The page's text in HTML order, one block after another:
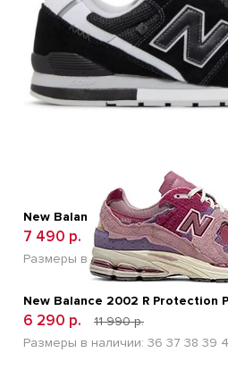
New Balance 996 Черные
7 490 р.
12 600 р.
Размеры в наличии:41 42 43 44
New Balance 2002 R Protection
6 290 р.
11 990 р.
Размеры в наличии: 36 37 38 39